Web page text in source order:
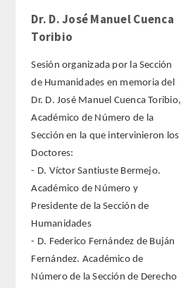
Dr. D. José Manuel Cuenca
Toribio
Sesión organizada por la Sección
de Humanidades en memoria del
Dr. D. José Manuel Cuenca Toribio,
Académico de Número de la
Sección en la que intervinieron los
Doctores:
- D. Víctor Santiuste Bermejo.
Académico de Número y
Presidente de la Sección de
Humanidades
- D. Federico Fernández de Buján
Fernández. Académico de
Número de la Sección de Derecho